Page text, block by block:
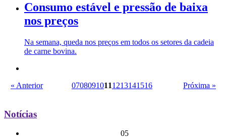
Consumo estável e pressão de baixa
nos preços
Na semana, queda nos preços em todos os setores da cadeia
de carne bovina.
« Anterior 07080910111213141516 Próxima »
Notícias
05